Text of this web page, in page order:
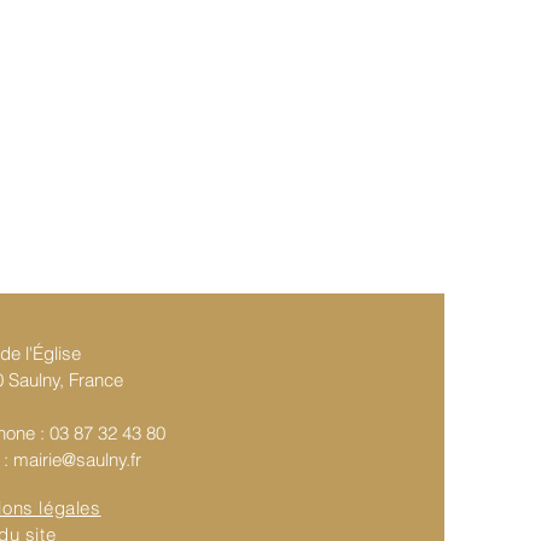
l'Église
Saulny, France
: 03 87 32 43 80
mairie@saulny.fr
légales
site